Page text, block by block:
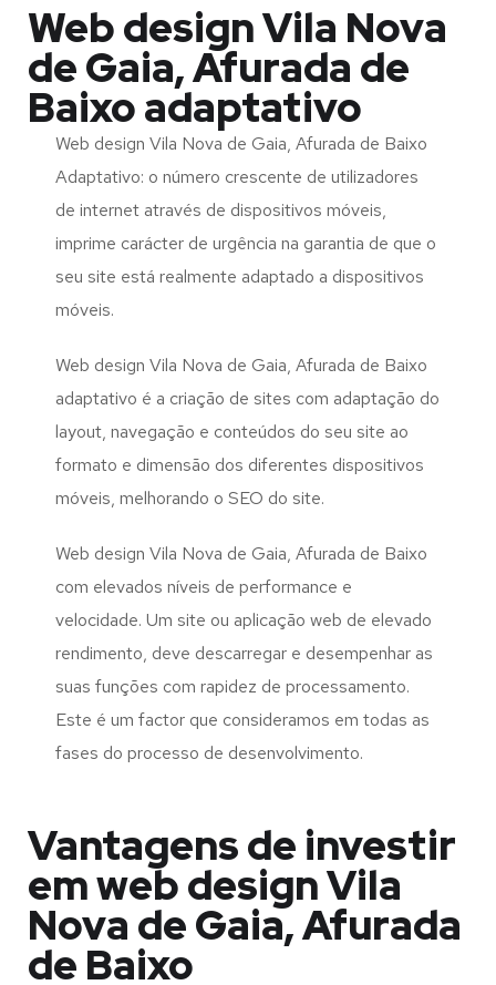
Web design Vila Nova
de Gaia, Afurada de
Baixo adaptativo
Web design Vila Nova de Gaia, Afurada de Baixo
Adaptativo: o número crescente de utilizadores
de internet através de dispositivos móveis,
imprime carácter de urgência na garantia de que o
seu site está realmente adaptado a dispositivos
móveis.
Web design Vila Nova de Gaia, Afurada de Baixo
adaptativo é a criação de sites com adaptação do
layout, navegação e conteúdos do seu site ao
formato e dimensão dos diferentes dispositivos
móveis, melhorando o SEO do site.
Web design Vila Nova de Gaia, Afurada de Baixo
com elevados níveis de performance e
velocidade. Um site ou aplicação web de elevado
rendimento, deve descarregar e desempenhar as
suas funções com rapidez de processamento.
Este é um factor que consideramos em todas as
fases do processo de desenvolvimento.
Vantagens de investir
em web design Vila
Nova de Gaia, Afurada
de Baixo